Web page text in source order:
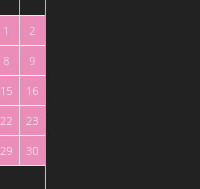
1
2
8
9
15
16
22
23
29
30